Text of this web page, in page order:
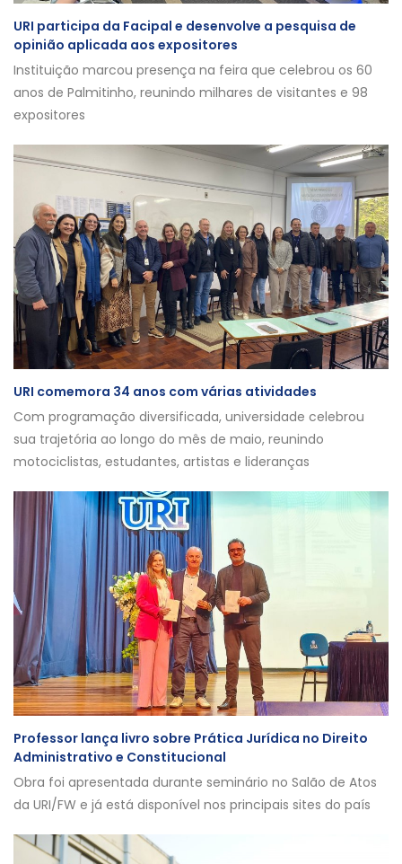
URI participa da Facipal e desenvolve a pesquisa de
opinião aplicada aos expositores
Instituição marcou presença na feira que celebrou os 60
anos de Palmitinho, reunindo milhares de visitantes e 98
expositores
URI comemora 34 anos com várias atividades
Com programação diversificada, universidade celebrou
sua trajetória ao longo do mês de maio, reunindo
motociclistas, estudantes, artistas e lideranças
Professor lança livro sobre Prática Jurídica no Direito
Administrativo e Constitucional
Obra foi apresentada durante seminário no Salão de Atos
da URI/FW e já está disponível nos principais sites do país